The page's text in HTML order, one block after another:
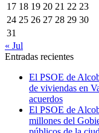
17 18 19 20 21 22 23
24 25 26 27 28 29 30
31
« Jul
Entradas recientes
El PSOE de
de viviendas en
acuerdos
El PSOE de
millones del